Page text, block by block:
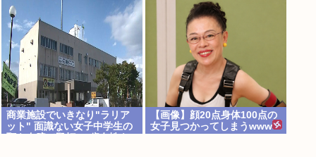
商業施設でいきなり"ラリア
ット" 面識ない女子中学生の
【画像】顔20点身体100点の
女子見つかってしまうwww